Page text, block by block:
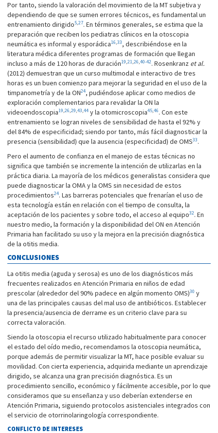
Por tanto, siendo la valoración del movimiento de la MT subjetiva y
dependiendo de que se sumen errores técnicos, es fundamental un
entrenamiento dirigido5,27. En términos generales, se estima que la
preparación que reciben los pediatras clínicos en la otoscopia
neumática es informal y esporádica16,33, describiéndose en la
literatura médica diferentes programas de formación que llegan
incluso a más de 120 horas de duración19,21,26,40-42. Rosenkranz et al.
(2012) demuestran que un curso multimodal e interactivo de tres
horas es un buen comienzo para mejorar la seguridad en el uso de la
timpanometría y de la ON24, pudiéndose aplicar como medios de
exploración complementarios para revalidar la ON la
videoendoscopia19,26,29,43,44 y la otomicroscopia45,46. Con este
entrenamiento se logran niveles de sensibilidad de hasta el 92% y
del 84% de especificidad; siendo por tanto, más fácil diagnosticar la
presencia (sensibilidad) que la ausencia (especificidad) de OMS33.
Pero el aumento de confianza en el manejo de estas técnicas no
significa que también se incremente la intención de utilizarlas en la
práctica diaria. La mayoría de los médicos generalistas considera que
puede diagnosticar la OMA y la OMS sin necesidad de estos
procedimientos24. Las barreras potenciales que frenarían el uso de
esta tecnología están en relación con el tiempo de consulta, la
aceptación de los pacientes y sobre todo, el acceso al equipo32. En
nuestro medio, la formación y la disponibilidad del ON en Atención
Primaria han facilitado su uso y la mejora en la precisión diagnóstica
de la otitis media.
CONCLUSIONES
La otitis media (aguda y serosa) es uno de los diagnósticos más
frecuentes realizados en Atención Primaria en niños de edad
prescolar (alrededor del 90% padece en algún momento OMS)30 y
una de las principales causas del mal uso de antibióticos. Establecer
la presencia/ausencia de derrame es un criterio clave para su
correcta valoración.
Siendo la otoscopia el recurso utilizado habitualmente para conocer
el estado del oído medio, recomendamos la otoscopia neumática,
porque además de permitir visualizar la MT, hace posible evaluar su
movilidad. Con cierta experiencia, adquirida mediante un aprendizaje
dirigido, se alcanza una gran precisión diagnóstica. Es un
procedimiento sencillo, económico y fácilmente accesible, por lo que
consideramos que su enseñanza y uso deberían extenderse en
Atención Primaria, siguiendo protocolos asistenciales integrados con
el servicio de otorrinolaringología correspondiente.
CONFLICTO DE INTERESES